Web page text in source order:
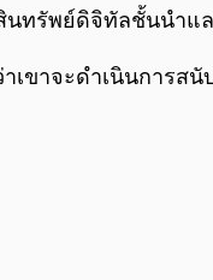
นทรัพย์ดิจิทัลชั้นนำ
เขาจะดำเนินการส